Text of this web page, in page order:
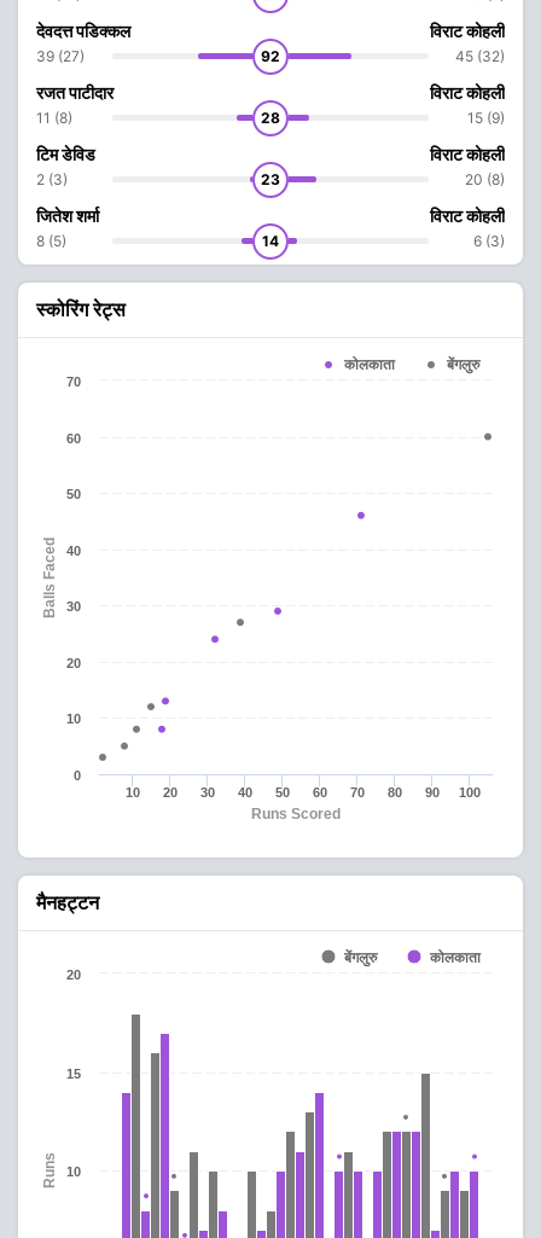
देवदत्त पडिक्कल
39 (27) 92
विराट कोहली
45 (32)
रजत पाटीदार
11 (8) 28
विराट कोहली
15 (9)
टिम डेविड
2 (3) 23
विराट कोहली
20 (8)
जितेश शर्मा
8 (5) 14
विराट कोहली
6 (3)
स्कोरिंग रेट्स
Runs Scored
Balls Faced
कोलकाता बेंगलुरु
10 20 30 40 50 60 70 80 90 100
0
10
20
30
40
50
60
70
मैनहट्टन
Runs
बेंगलुरु कोलकाता
10
15
20